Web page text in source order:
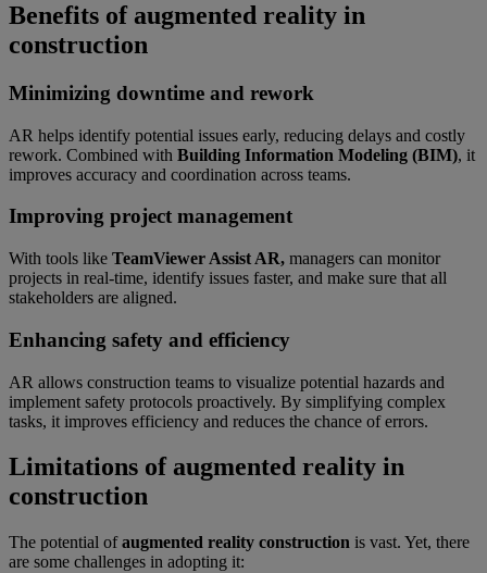
Benefits of augmented reality in
construction
Minimizing downtime and rework
AR helps identify potential issues early, reducing delays and costly
rework. Combined with Building Information Modeling (BIM), it
improves accuracy and coordination across teams.
Improving project management
With tools like TeamViewer Assist AR, managers can monitor
projects in real-time, identify issues faster, and make sure that all
stakeholders are aligned.
Enhancing safety and efficiency
AR allows construction teams to visualize potential hazards and
implement safety protocols proactively. By simplifying complex
tasks, it improves efficiency and reduces the chance of errors.
Limitations of augmented reality in
construction
The potential ofaugmented reality construction is vast. Yet, there
are some challenges in adopting it: